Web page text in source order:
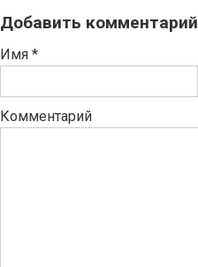
Добавить комментарий
Имя *
Комментарий